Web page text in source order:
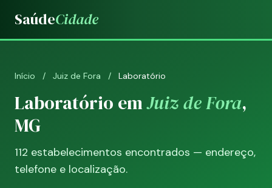
SaúdeCidade
Início / Juiz de Fora / Laboratório
Laboratório emJuiz de Fora,
MG
112 estabelecimentos encontrados — endereço,
telefone e localização.